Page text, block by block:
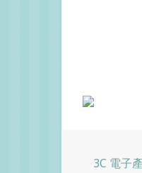
3C 電子